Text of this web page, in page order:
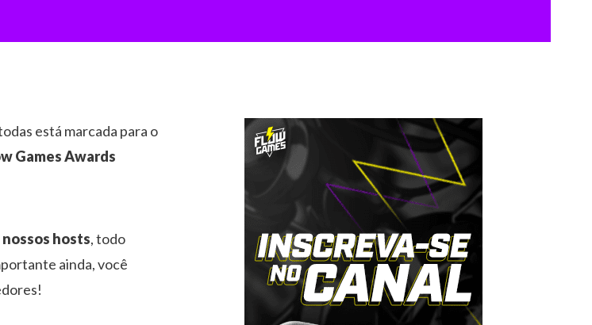
está marcada para o
Games Awards
nossos hosts, todo
ainda, você